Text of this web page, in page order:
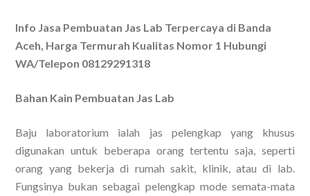
Info Jasa Pembuatan Jas Lab Terpercaya di Banda
Aceh, Harga Termurah Kualitas Nomor 1 Hubungi
WA/Telepon 08129291318
Bahan Kain Pembuatan Jas Lab
Baju laboratorium ialah jas pelengkap yang khusus
digunakan untuk beberapa orang tertentu saja, seperti
orang yang bekerja di rumah sakit, klinik, atau di lab.
Fungsinya bukan sebagai pelengkap mode semata-mata